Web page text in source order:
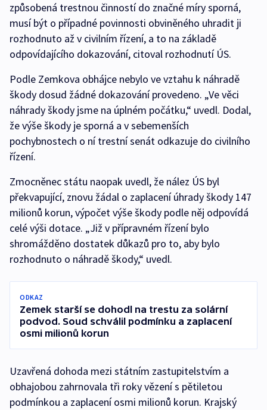
způsobená trestnou činností do značné míry sporná,
musí být o případné povinnosti obviněného uhradit ji
rozhodnuto až v civilním řízení, a to na základě
odpovídajícího dokazování, citoval rozhodnutí ÚS.
Podle Zemkova obhájce nebylo ve vztahu k náhradě
škody dosud žádné dokazování provedeno. „Ve věci
náhrady škody jsme na úplném počátku,“ uvedl. Dodal,
že výše škody je sporná a v sebemenších
pochybnostech o ní trestní senát odkazuje do civilního
řízení.
Zmocněnec státu naopak uvedl, že nález ÚS byl
překvapující, znovu žádal o zaplacení úhrady škody 147
milionů korun, výpočet výše škody podle něj odpovídá
celé výši dotace. „Již v přípravném řízení bylo
shromážděno dostatek důkazů pro to, aby bylo
rozhodnuto o náhradě škody,“ uvedl.
ODKAZ
Zemek starší se dohodl na trestu za solární
podvod. Soud schválil podmínku a zaplacení
osmi milionů korun
Uzavřená dohoda mezi státním zastupitelstvím a
obhajobou zahrnovala tři roky vězení s pětiletou
podmínkou a zaplacení osmi milionů korun. Krajský